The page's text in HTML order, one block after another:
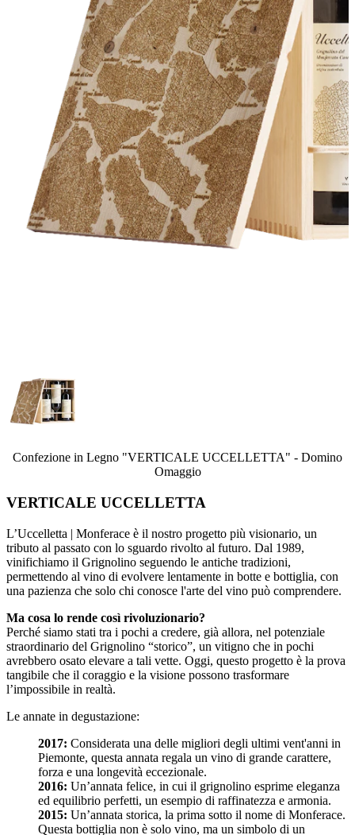
Confezione in Legno "VERTICALE UCCELLETTA" - Domino
Omaggio
VERTICALE UCCELLETTA
L’Uccelletta | Monferace è il nostro progetto più visionario, un
tributo al passato con lo sguardo rivolto al futuro. Dal 1989,
vinifichiamo il Grignolino seguendo le antiche tradizioni,
permettendo al vino di evolvere lentamente in botte e bottiglia, con
una pazienza che solo chi conosce l'arte del vino può comprendere.
Ma cosa lo rende così rivoluzionario?
Perché siamo stati tra i pochi a credere, già allora, nel potenziale
straordinario del Grignolino “storico”, un vitigno che in pochi
avrebbero osato elevare a tali vette. Oggi, questo progetto è la prova
tangibile che il coraggio e la visione possono trasformare
l’impossibile in realtà.
Le annate in degustazione:
2017: Considerata una delle migliori degli ultimi vent'anni in
Piemonte, questa annata regala un vino di grande carattere,
forza e una longevità eccezionale.
2016: Un’annata felice, in cui il grignolino esprime eleganza
ed equilibrio perfetti, un esempio di raffinatezza e armonia.
2015: Un’annata storica, la prima sotto il nome di Monferace.
Questa bottiglia non è solo vino, ma un simbolo di un